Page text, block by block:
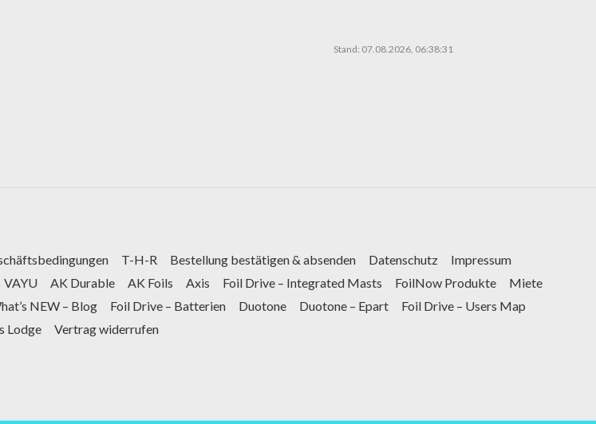
Stand: 07.08.2026, 06:38:31
T-H-R Bestellung bestätigen & absenden Datenschutz
Impressum
VAYU AK Durable AK Foils Axis Foil Drive – Integrated Masts FoilNow Produkte
Miete
NEW – Blog Foil Drive – Batterien Duotone Duotone – Epart
Foil Drive – Users Map
Lodge
Vertrag widerrufen